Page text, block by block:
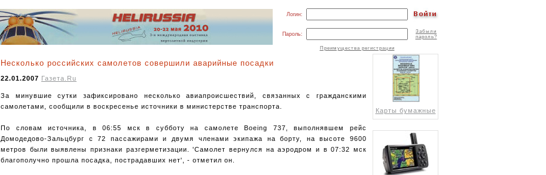
Логин:
Пароль:
Забыли
пароль?
Преимущества регистрации
Несколько российских самолетов совершили аварийные посадки
22.01.2007 Газета.Ru
За минувшие сутки зафиксировано несколько авиапроисшествий, связанных с гражданскими
самолетами, сообщили в воскресенье источники в министерстве транспорта.
По словам источника, в 06:55 мск в субботу на самолете Boeing 737, выполнявшем рейс
Домодедово-Зальцбург с 72 пассажирами и двумя членами экипажа на борту, на высоте 9600
метров были выявлены признаки разгерметизации. 'Самолет вернулся на аэродром и в 07:32 мск
благополучно прошла посадка, пострадавших нет', - отметил он.
Карты бумажные